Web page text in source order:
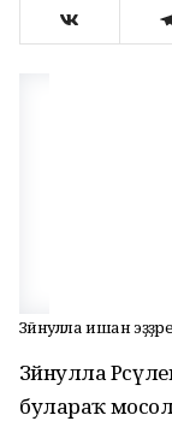
Зәйнулла ишан
Зәйнулла
булараҡ